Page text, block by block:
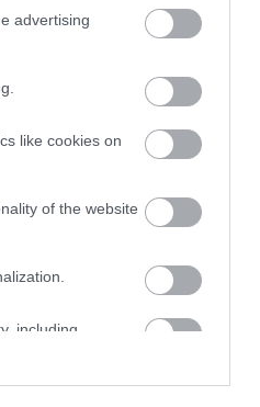
advertising
like cookies on
of the website
including
user protection.
új